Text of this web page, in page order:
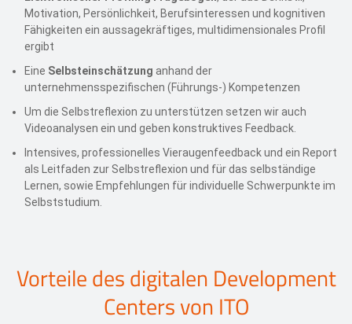
Motivation, Persönlichkeit, Berufsinteressen und kognitiven
Fähigkeiten ein aussagekräftiges, multidimensionales Profil
ergibt
Eine Selbsteinschätzung anhand der
unternehmensspezifischen (Führungs-) Kompetenzen
Um die Selbstreflexion zu unterstützen setzen wir auch
Videoanalysen ein und geben konstruktives Feedback.
Intensives, professionelles Vieraugenfeedback und ein Report
als Leitfaden zur Selbstreflexion und für das selbständige
Lernen, sowie Empfehlungen für individuelle Schwerpunkte im
Selbststudium.
Vorteile des digitalen Development
Centers von ITO